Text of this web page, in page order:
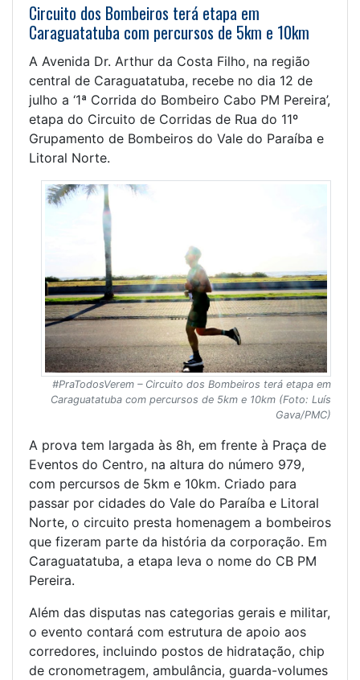
Circuito dos Bombeiros terá etapa em
Caraguatatuba com percursos de 5km e 10km
A Avenida Dr. Arthur da Costa Filho, na região
central de Caraguatatuba, recebe no dia 12 de
julho a ‘1ª Corrida do Bombeiro Cabo PM Pereira’,
etapa do Circuito de Corridas de Rua do 11º
Grupamento de Bombeiros do Vale do Paraíba e
Litoral Norte.
#PraTodosVerem – Circuito dos Bombeiros terá etapa em
Caraguatatuba com percursos de 5km e 10km (Foto: Luís
Gava/PMC)
A prova tem largada às 8h, em frente à Praça de
Eventos do Centro, na altura do número 979,
com percursos de 5km e 10km. Criado para
passar por cidades do Vale do Paraíba e Litoral
Norte, o circuito presta homenagem a bombeiros
que fizeram parte da história da corporação. Em
Caraguatatuba, a etapa leva o nome do CB PM
Pereira.
Além das disputas nas categorias gerais e militar,
o evento contará com estrutura de apoio aos
corredores, incluindo postos de hidratação, chip
de cronometragem, ambulância, guarda-volumes